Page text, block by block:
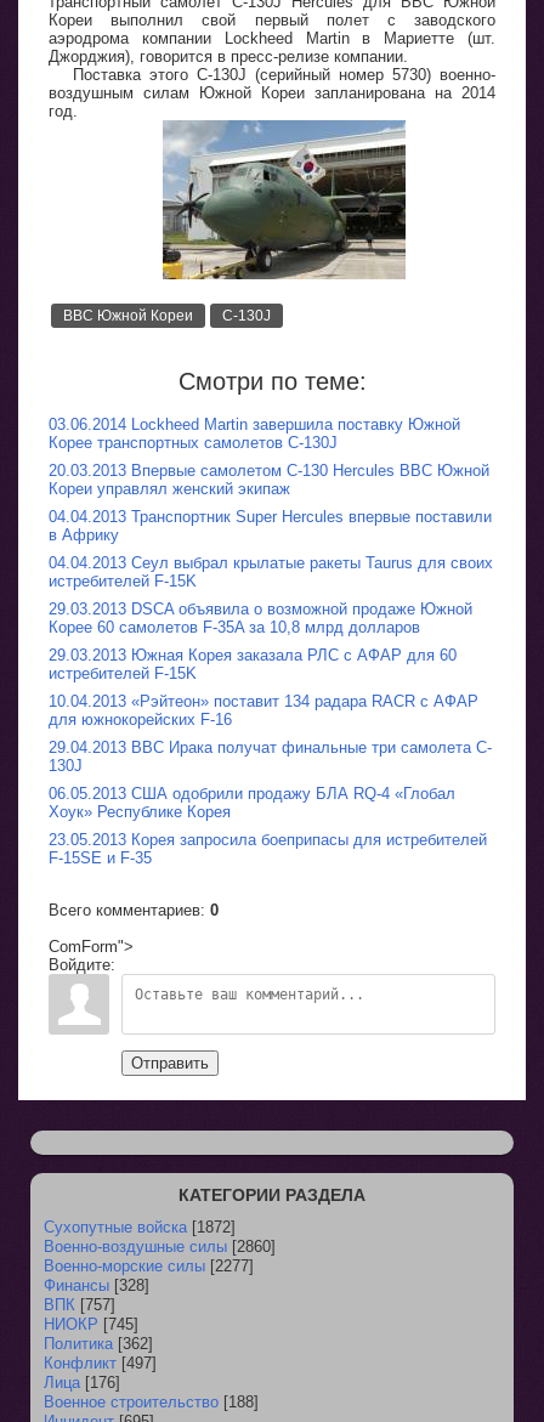
Кореи выполнил свой первый полет с заводского
аэродрома компании Lockheed Martin в Мариетте (шт.
Джорджия), говорится в пресс-релизе компании.
Поставка этого C-130J (серийный номер 5730) военно-
воздушным силам Южной Кореи запланирована на 2014
год.
ВВС Южной Кореи C-130J
Смотри по теме:
03.06.2014 Lockheed Martin завершила поставку Южной
Корее транспортных самолетов C-130J
20.03.2013 Впервые самолетом С-130 Hercules ВВС Южной
Кореи управлял женский экипаж
04.04.2013 Транспортник Super Hercules впервые поставили
в Африку
04.04.2013 Сеул выбрал крылатые ракеты Taurus для своих
истребителей F-15K
29.03.2013 DSCA объявила о возможной продаже Южной
Корее 60 самолетов F-35A за 10,8 млрд долларов
29.03.2013 Южная Корея заказала РЛС с АФАР для 60
истребителей F-15K
10.04.2013 «Рэйтеон» поставит 134 радара RACR с АФАР
для южнокорейских F-16
29.04.2013 ВВС Ирака получат финальные три самолета C-
130J
06.05.2013 США одобрили продажу БЛА RQ-4 «Глобал
Хоук» Республике Корея
23.05.2013 Корея запросила боеприпасы для истребителей
F-15SE и F-35
Всего комментариев: 0
ComForm">
Войдите:
Отправить
КАТЕГОРИИ РАЗДЕЛА
Сухопутные войска [1872]
Военно-воздушные силы [2860]
Военно-морские силы [2277]
Финансы [328]
ВПК [757]
НИОКР [745]
Политика [362]
Конфликт [497]
Лица [176]
Военное строительство [188]